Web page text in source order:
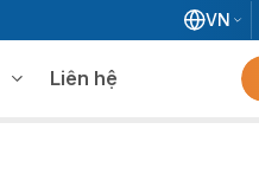
VN
Liên hệ